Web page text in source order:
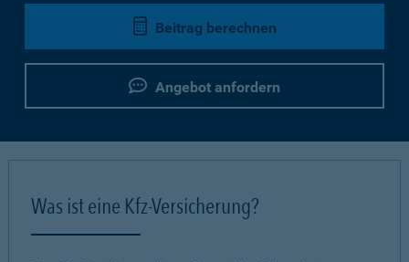
Beitrag berechnen
Angebot anfordern
Was ist eine Kfz-Versicherung?